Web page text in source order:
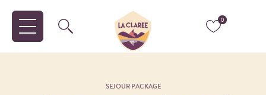
0
SEJOUR PACKAGE